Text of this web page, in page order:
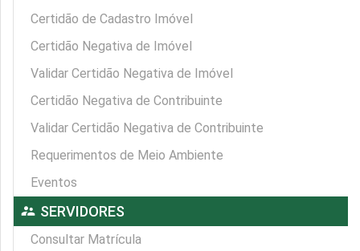
Certidão de Cadastro Imóvel
Certidão Negativa de Imóvel
Validar Certidão Negativa de Imóvel
Certidão Negativa de Contribuinte
Validar Certidão Negativa de Contribuinte
Requerimentos de Meio Ambiente
Eventos
supervisor_account SERVIDORES
Consultar Matrícula